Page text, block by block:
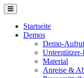
Startseite
Demos
Demo-
Material
Anreise &
JahrMonat
Jahr